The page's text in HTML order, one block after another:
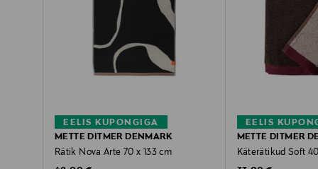
EELIS KUPONGIGA
METTE DITMER DENMARK
Rätik Nova Arte 70 x 133 cm
EELIS
METTE DITMER
Käterätikud Soft